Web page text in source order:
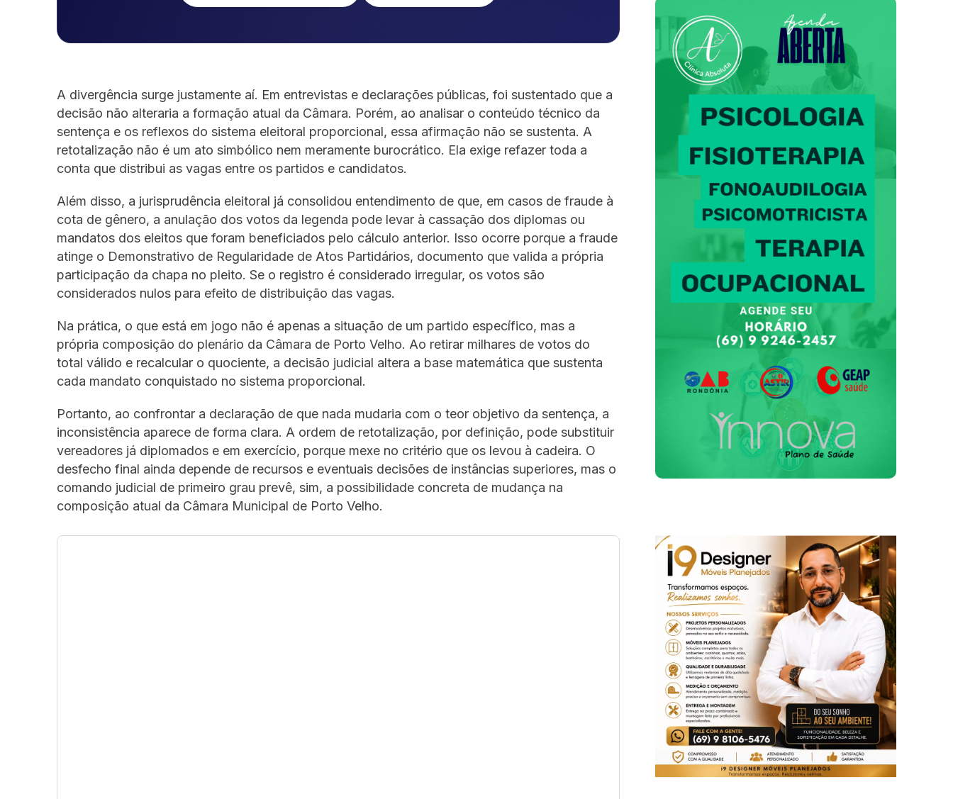
A divergência surge justamente aí. Em entrevistas e declarações públicas, foi sustentado que a
decisão não alteraria a formação atual da Câmara. Porém, ao analisar o conteúdo técnico da
sentença e os reflexos do sistema eleitoral proporcional, essa afirmação não se sustenta. A
retotalização não é um ato simbólico nem meramente burocrático. Ela exige refazer toda a
conta que distribui as vagas entre os partidos e candidatos.
Além disso, a jurisprudência eleitoral já consolidou entendimento de que, em casos de fraude à
cota de gênero, a anulação dos votos da legenda pode levar à cassação dos diplomas ou
mandatos dos eleitos que foram beneficiados pelo cálculo anterior. Isso ocorre porque a fraude
atinge o Demonstrativo de Regularidade de Atos Partidários, documento que valida a própria
participação da chapa no pleito. Se o registro é considerado irregular, os votos são
considerados nulos para efeito de distribuição das vagas.
Na prática, o que está em jogo não é apenas a situação de um partido específico, mas a
própria composição do plenário da Câmara de Porto Velho. Ao retirar milhares de votos do
total válido e recalcular o quociente, a decisão judicial altera a base matemática que sustenta
cada mandato conquistado no sistema proporcional.
Portanto, ao confrontar a declaração de que nada mudaria com o teor objetivo da sentença, a
inconsistência aparece de forma clara. A ordem de retotalização, por definição, pode substituir
vereadores já diplomados e em exercício, porque mexe no critério que os levou à cadeira. O
desfecho final ainda depende de recursos e eventuais decisões de instâncias superiores, mas o
comando judicial de primeiro grau prevê, sim, a possibilidade concreta de mudança na
composição atual da Câmara Municipal de Porto Velho.